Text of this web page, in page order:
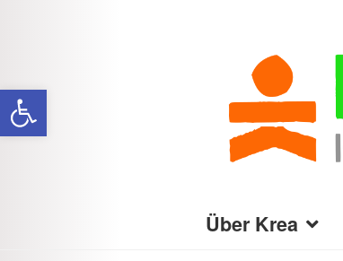
Werkzeugleiste öffnen
Navigation
springen
Inhalt
springen
Über Krea